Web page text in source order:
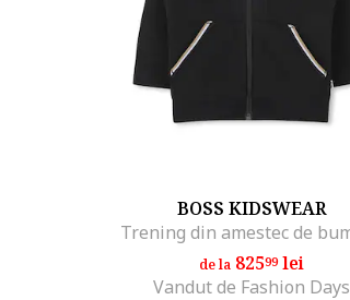
BOSS KIDSWEAR
de la 82599lei
Vandut de Fashion Days